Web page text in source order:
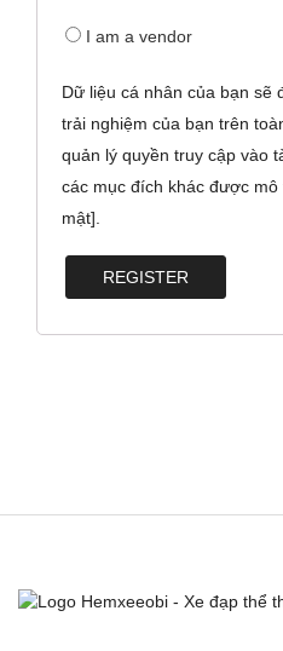
I am a vendor
Dữ liệu cá nhân của bạn sẽ
trải nghiệm của bạn trên
quản lý quyền truy cập vào
các mục đích khác được
mật].
REGISTER